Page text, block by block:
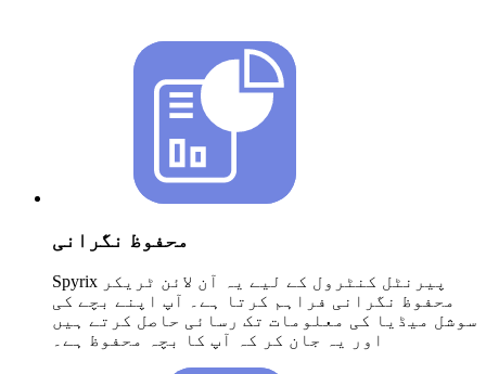
محفوظ نگرانی
Spyrix پیرنٹل کنٹرول کے لیے یہ آن لائن ٹریکر
محفوظ نگرانی فراہم کرتا ہے۔ آپ اپنے بچے کی
سوشل میڈیا کی معلومات تک رسائی حاصل کرتے ہیں
اور یہ جان کر کہ آپ کا بچہ محفوظ ہے۔